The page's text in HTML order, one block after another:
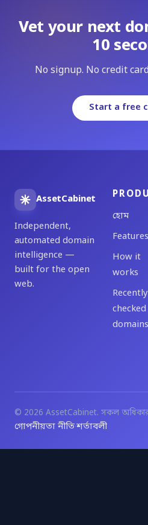
Vet your next
10
No signup. No credit
Start a free
AssetCabinet
Independent,
automated domain
intelligence —
built for the open
web.
হোম
Features
How it
works
Recently
checked
domains
© 2026 AssetCabinet. সকল অধিকার
গোপনীয়তা নীতি·শর্তাবলী